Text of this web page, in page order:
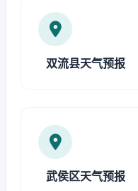
双流县天气预报
武侯区天气预报